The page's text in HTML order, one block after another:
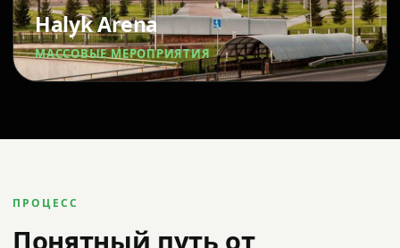
Halyk Arena
МАССОВЫЕ МЕРОПРИЯТИЯ
ПРОЦЕСС
Понятный путь от